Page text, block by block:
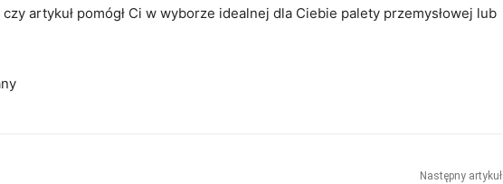
artykuł pomógł Ci w wyborze idealnej dla Ciebie palety przemysłowej lub
Następny artykuł